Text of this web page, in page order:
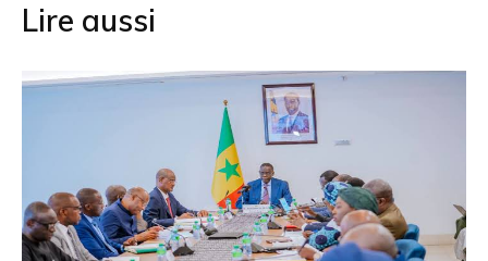
Lire aussi